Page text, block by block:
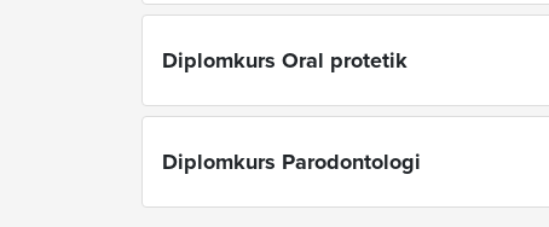
Diplomkurs Oral protetik
Diplomkurs Parodontologi